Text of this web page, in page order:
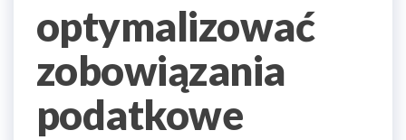
optymalizować
zobowiązania
podatkowe